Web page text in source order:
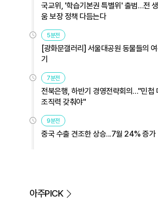
국교위, '학습기본권 특별위' 출범…전
움 보장 정책 다듬는다
5분전
[광화문갤러리] 서울대공원 동물들의
기
7분전
전북은행, 하반기 경영전략회의…"민첩
조직력 갖춰야"
9분전
중국 수출 견조한 상승...7월 24% 증가
아주PICK